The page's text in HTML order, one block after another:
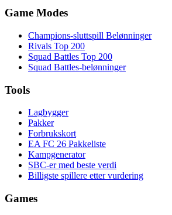
Game Modes
Champions-sluttspill Belønninger
Rivals Top 200
Squad Battles Top 200
Squad Battles-belønninger
Tools
Lagbygger
Pakker
Forbrukskort
EA FC 26 Pakkeliste
Kampgenerator
SBC-er med beste verdi
Billigste spillere etter vurdering
Games